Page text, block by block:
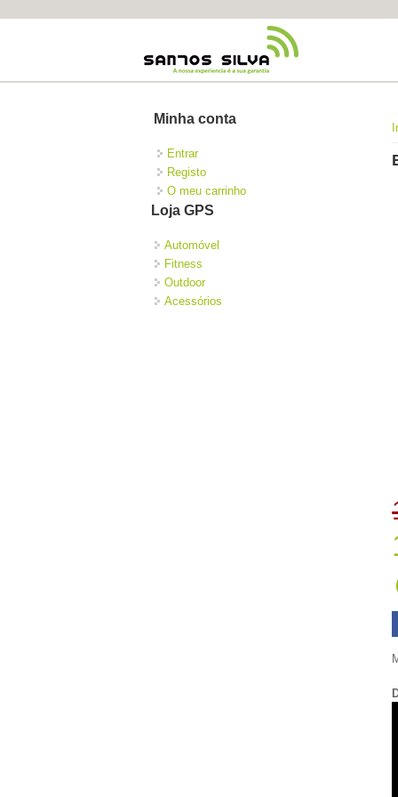
Minha conta
Entrar
Registo
O meu carrinho
Loja GPS
Automóvel
Fitness
Outdoor
Acessórios